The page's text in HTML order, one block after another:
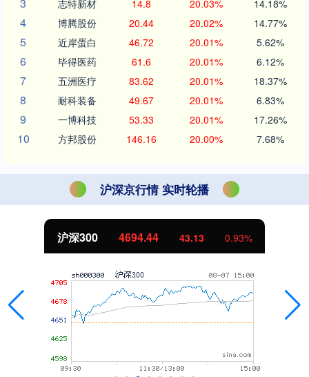
志特新材 14.8 20.03% 14.18%
4 博腾股份 20.44 20.02% 14.77%
5 近岸蛋白 46.72 20.01% 5.62%
6 毕得医药 61.6 20.01% 6.12%
7 五洲医疗 83.62 20.01% 18.37%
8 耐科装备 49.67 20.01% 6.83%
9 一博科技 53.33 20.01% 17.26%
10 方邦股份 146.16 20.00% 7.68%
沪深京行情 实时轮播
北证50 1134.24 11.37